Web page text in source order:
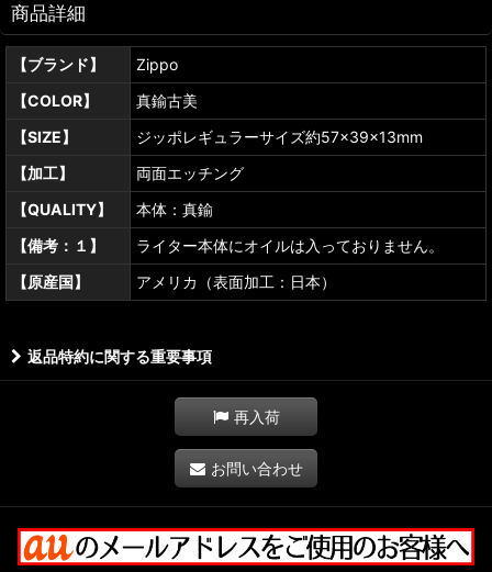
商品詳細
【ブランド】
Zippo
【COLOR】
真鍮古美
【SIZE】
ジッポレギュラーサイズ約57×39×13mm
【加工】
両面エッチング
【QUALITY】
本体：真鍮
【備考：１】
ライター本体にオイルは入っておりません。
【原産国】
アメリカ（表面加工：日本）
返品特約に関する重要事項
再入荷
お問い合わせ